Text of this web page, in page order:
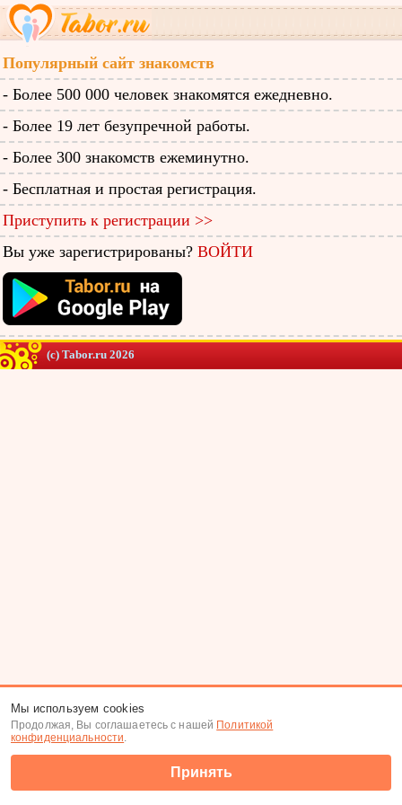
Популярный сайт знакомств
- Более 500 000 человек знакомятся ежедневно.
- Более 19 лет безупречной работы.
- Более 300 знакомств ежеминутно.
- Бесплатная и простая регистрация.
Приступить к регистрации >>
Вы уже зарегистрированы? ВОЙТИ
(c) Tabor.ru 2026
Мы используем cookies
Продолжая, Вы соглашаетесь с нашей Политикой
конфиденциальности.
Принять